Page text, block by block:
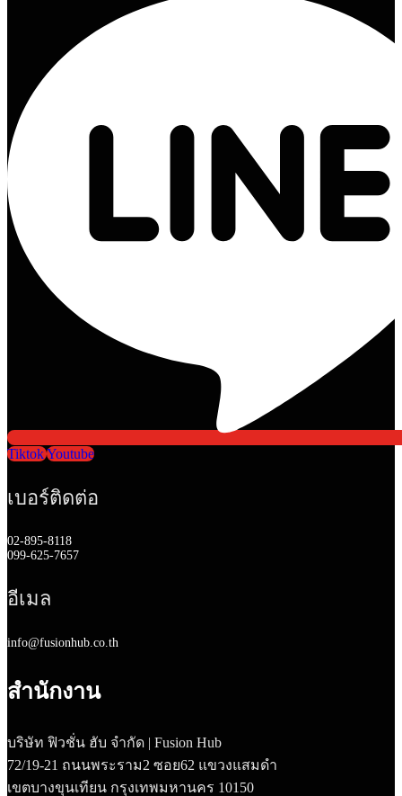
TiktokYoutube
เบอร์ติดต่อ
02-895-8118
099-625-7657
อีเมล
info@fusionhub.co.th
สำนักงาน
บริษัท ฟิวชั่น ฮับ จำกัด | Fusion Hub
72/19-21 ถนนพระราม2 ซอย62 แขวงแสมดำ
เขตบางขุนเทียน กรุงเทพมหานคร 10150